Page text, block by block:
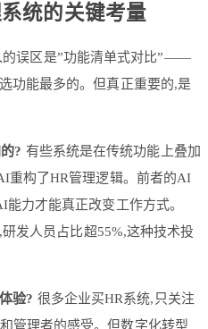
统的关键考量
的误区是”功能清单式对比”——
功能最多的。但真正重要的,是
? 有些系统是在传统功能上叠加
重构了HR管理逻辑。前者的AI
力才能真正改变工作方式。
发人员占比超55%,这种技术投
验? 很多企业买HR系统,只关注
管理者的感受。但数字化转型